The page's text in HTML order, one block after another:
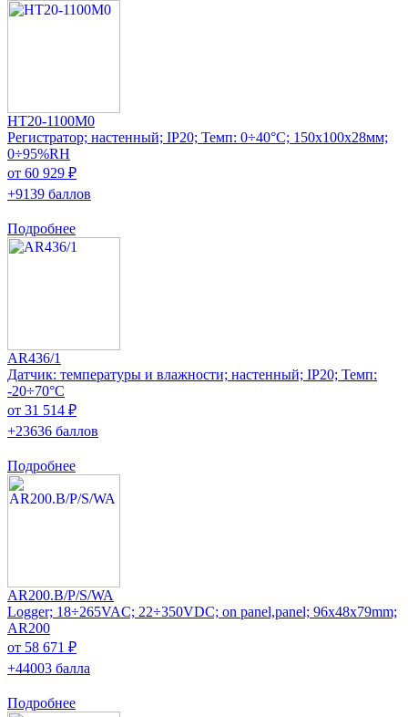
HT20-1100M0
Регистратор; настенный; IP20; Темп: 0÷40°C; 150x100x28мм;
0÷95%RH
от 60 929 ₽
+9139 баллов
Подробнее
AR436/1
Датчик: температуры и влажности; настенный; IP20; Темп:
-20÷70°C
от 31 514 ₽
+23636 баллов
Подробнее
AR200.B/P/S/WA
Logger; 18÷265VAC; 22÷350VDC; on panel,panel; 96x48x79mm;
AR200
от 58 671 ₽
+44003 балла
Подробнее